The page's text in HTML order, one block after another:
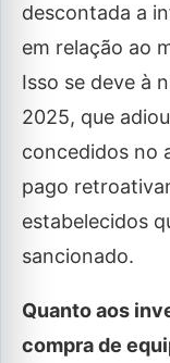
descontada a
em relação ao
Isso se deve à
2025, que
concedidos no
pago
estabelecidos
sancionado.
Quanto aos
compra de